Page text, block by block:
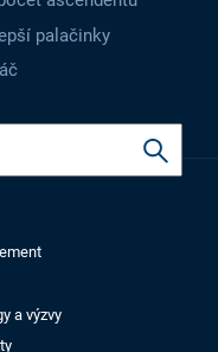
palačinky
a výzvy